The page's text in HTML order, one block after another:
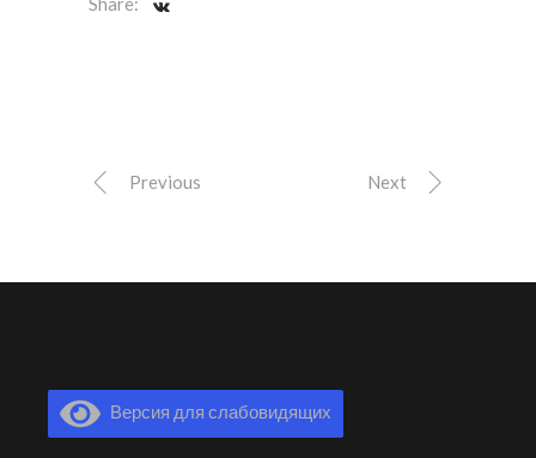
Previous Next
Версия для слабовидящих